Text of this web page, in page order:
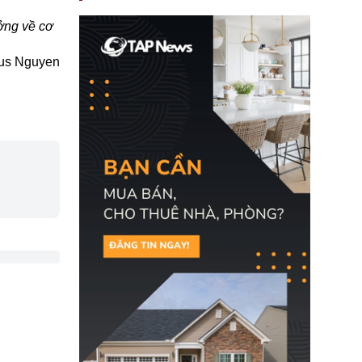
về cơ
Nguyen
gan B hoặc viêm gan C
sẽ không còn bị mặc
định không đáp ứng tiêu
chuẩn sức khỏe chỉ vì
chi phí điều trị khi nộp hồ
sơ xin visa cư trú.